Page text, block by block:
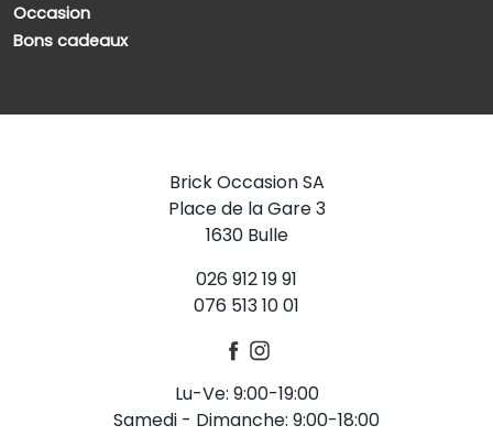
Occasion
Bons cadeaux
Brick Occasion SA
Place de la Gare 3
1630 Bulle
026 912 19 91
076 513 10 01
Lu-Ve: 9:00-19:00
Samedi - Dimanche: 9:00-18:00